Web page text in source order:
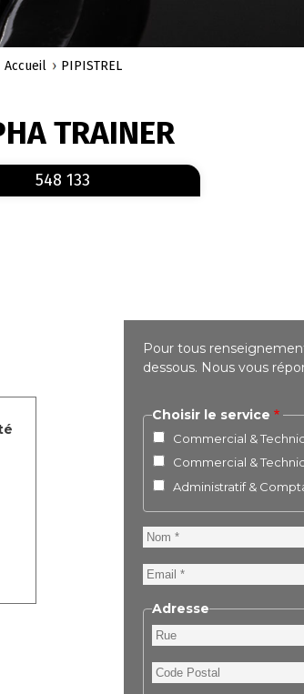
Accueil PIPISTREL
TRAINER
548 133
Pour tous
dessous. Nous vous
Choisir le service
Commercial &
Commercial &
Administratif &
Nom
Email
Adresse
Rue
Code
Postal